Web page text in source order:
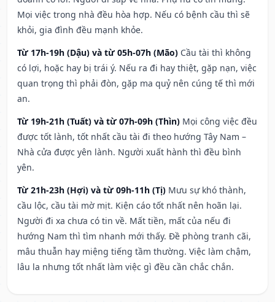
Mọi việc trong nhà đều hòa hợp. Nếu có bệnh cầu thì sẽ
khỏi, gia đình đều mạnh khỏe.
Từ 17h-19h (Dậu) và từ 05h-07h (Mão) Cầu tài thì không
có lợi, hoặc hay bị trái ý. Nếu ra đi hay thiệt, gặp nạn, việc
quan trọng thì phải đòn, gặp ma quỷ nên cúng tế thì mới
an.
Từ 19h-21h (Tuất) và từ 07h-09h (Thìn) Mọi công việc đều
được tốt lành, tốt nhất cầu tài đi theo hướng Tây Nam –
Nhà cửa được yên lành. Người xuất hành thì đều bình
yên.
Từ 21h-23h (Hợi) và từ 09h-11h (Tị) Mưu sự khó thành,
cầu lộc, cầu tài mờ mịt. Kiện cáo tốt nhất nên hoãn lại.
Người đi xa chưa có tin về. Mất tiền, mất của nếu đi
hướng Nam thì tìm nhanh mới thấy. Đề phòng tranh cãi,
mâu thuẫn hay miệng tiếng tầm thường. Việc làm chậm,
lâu la nhưng tốt nhất làm việc gì đều cần chắc chắn.